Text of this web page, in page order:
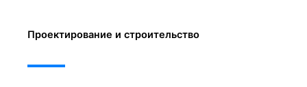
Проектирование и строительство